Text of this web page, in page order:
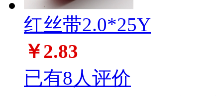
红丝带2.0*25Y
￥2.83
已有8人评价